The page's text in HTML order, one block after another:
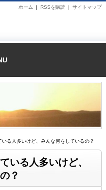
サイトマップ
RSSを購読 |
ホーム |
る人多いけど、みんな何をしているの？
いる人多いけど、
？